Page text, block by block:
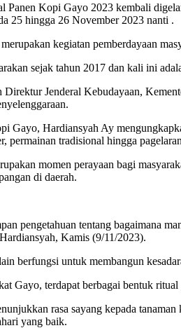
Panen Kopi Gayo 2023 kembali
25 hingga 26 November 2023 nanti .
kegiatan pemberdayaan
sejak tahun 2017 dan kali ini
Jenderal Kebudayaan,
Gayo, Hardiansyah Ay
permainan tradisional hingga
momen perayaan bagi
di daerah.
pengetahuan tentang bagaimana
Kamis (9/11/2023).
berfungsi untuk membangun
Gayo, terdapat berbagai bentuk
rasa sayang kepada
yang baik.